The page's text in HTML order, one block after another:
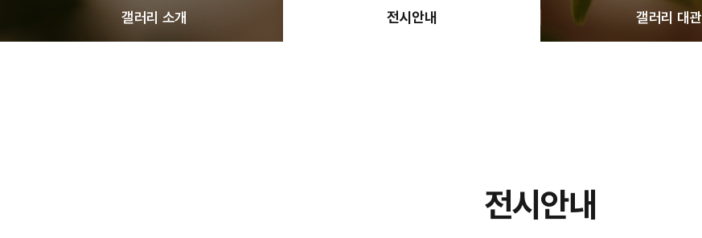
갤러리 소개 전시안내 갤러리 대관
전시안내